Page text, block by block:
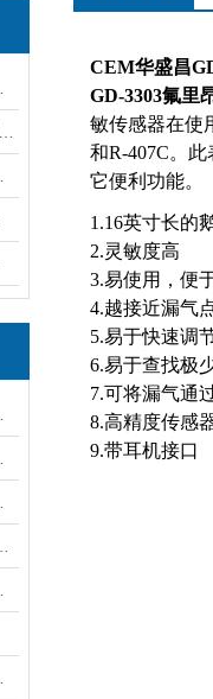
CEM华盛昌
GD-3303氟里
敏传感器在使
和R-407C。
它便利功能。
1.16英寸长的
2.灵敏度高
3.易使用，便
4.越接近漏气
5.易于快速调
6.易于查找极
7.可将漏气通
8.高精度传感
9.带耳机接口